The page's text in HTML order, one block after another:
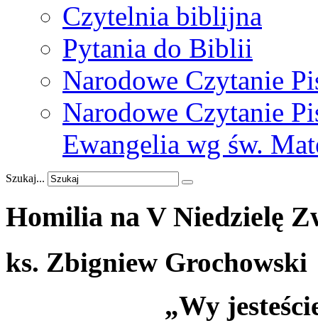
Czytelnia biblijna
Pytania do Biblii
Narodowe Czytanie
Narodowe Czytanie
Ewangelia wg św.
Szukaj...
Homilia na V Niedzielę
ks. Zbigniew Grochowski
„Wy